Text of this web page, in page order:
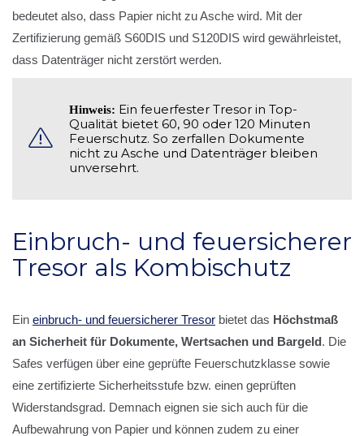
bedeutet also, dass Papier nicht zu Asche wird. Mit der
Zertifizierung gemäß S60DIS und S120DIS wird gewährleistet,
dass Datenträger nicht zerstört werden.
Hinweis: Ein feuerfester Tresor in Top-
Qualität bietet 60, 90 oder 120 Minuten
Feuerschutz. So zerfallen Dokumente
nicht zu Asche und Datenträger bleiben
unversehrt.
Einbruch- und feuersicherer
Tresor als Kombischutz
Ein einbruch- und feuersicherer Tresor bietet das Höchstmaß
an Sicherheit für Dokumente, Wertsachen und Bargeld. Die
Safes verfügen über eine geprüfte Feuerschutzklasse sowie
eine zertifizierte Sicherheitsstufe bzw. einen geprüften
Widerstandsgrad. Demnach eignen sie sich auch für die
Aufbewahrung von Papier und können zudem zu einer